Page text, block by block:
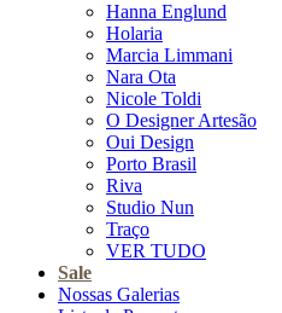
Hanna Englund
Holaria
Marcia Limmani
Nara Ota
Nicole Toldi
O Designer Artesão
Oui Design
Porto Brasil
Riva
Studio Nun
Traço
VER TUDO
Sale
Nossas Galerias